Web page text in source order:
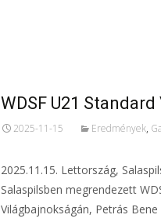
WDSF U21
2025-11-15 Eredmények,
2025.11.15. Lettország,
Salaspilsben megrendezett
Világbajnokságán, Petrás